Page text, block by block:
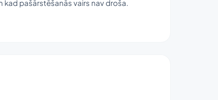
pašārstēšanās vairs nav droša.